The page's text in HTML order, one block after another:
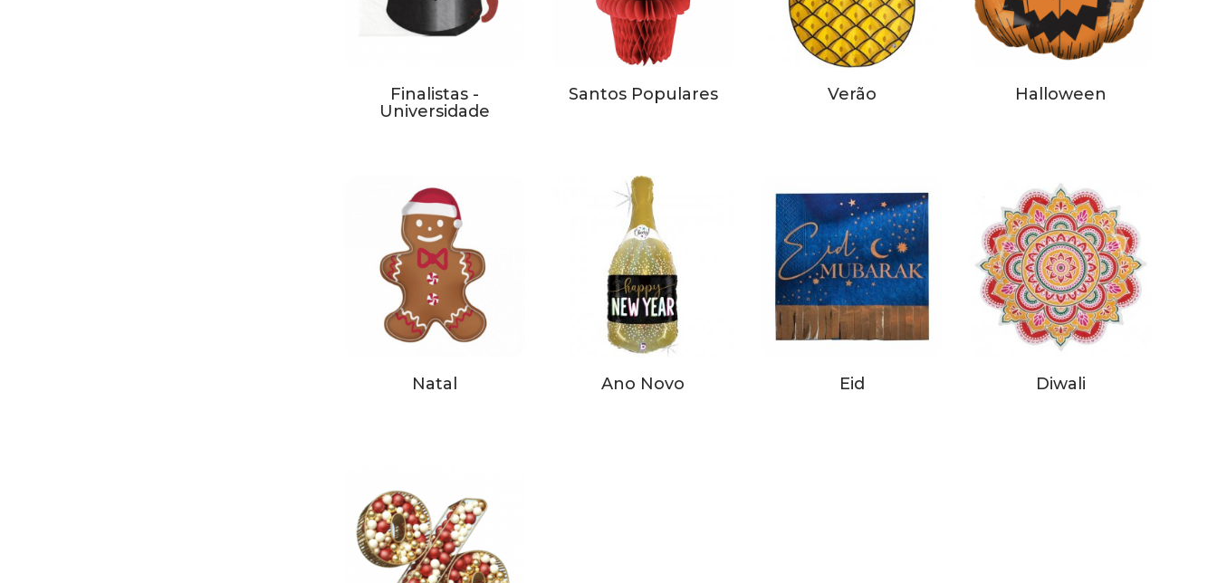
Finalistas -
Universidade
Santos Populares Verão Halloween
Natal Ano Novo Eid Diwali